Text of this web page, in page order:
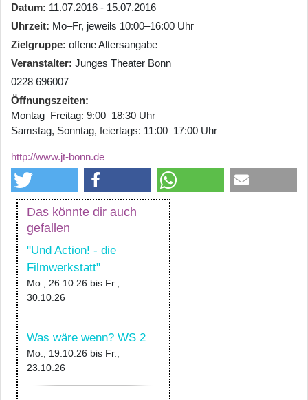
Datum 11.07.2016 - 15.07.2016
Uhrzeit Mo–Fr, jeweils 10:00–16:00 Uhr
Zielgruppe offene Altersangabe
Veranstalter Junges Theater Bonn
0228 696007
Öffnungszeiten
Montag–Freitag: 9:00–18:30 Uhr
Samstag, Sonntag, feiertags: 11:00–17:00 Uhr
http://www.jt-bonn.de
Das könnte dir auch
gefallen
"Und Action! - die
Filmwerkstatt"
Mo., 26.10.26 bis Fr.,
30.10.26
Was wäre wenn? WS 2
Mo., 19.10.26 bis Fr.,
23.10.26